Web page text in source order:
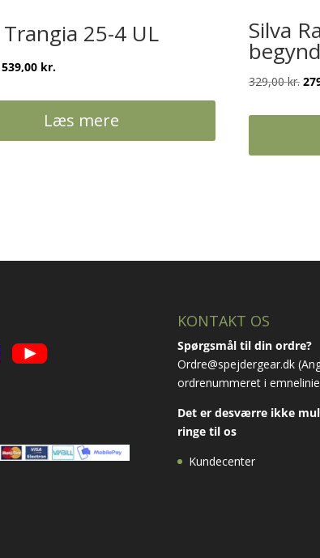
Trangia 25-4 UL
Den
pris
779,00 kr..
539,00 kr.
pris
er:
539,00 kr..
Læs mere
Silva
329,00kr.
pris
KONTAKT OS
Spørgsmål til din ordre?
Ordre@spejdergear.dk
ordrenummeret i
Det er desværre ikke
ringe til os
Kundecenter